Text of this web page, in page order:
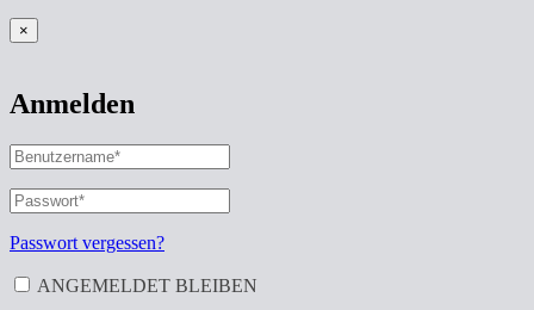
×
Anmelden
BENUTZERNAME
ODER
E-
MAIL-
ADRESSE*
ERFORDERLICH
PASSWORT
ERFORDERLICH
Passwort vergessen?
ANGEMELDET BLEIBEN